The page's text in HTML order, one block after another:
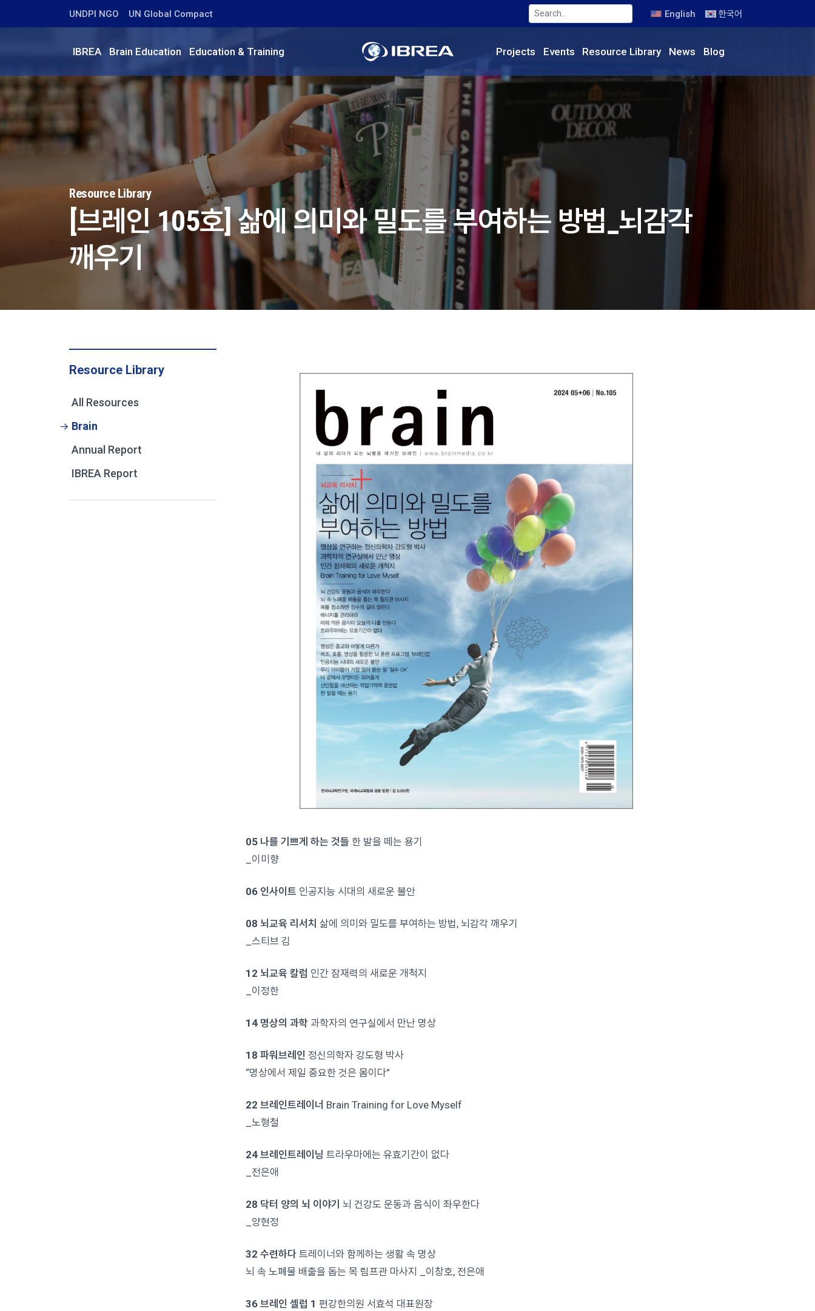
UNDPI NGO UN Global Compact English 한국어
IBREA Brain Education Education & Training Projects Events Resource Library News Blog
Resource Library
[브레인 105호] 삶에 의미와 밀도를 부여하는 방법_뇌감각
깨우기
Resource Library
All Resources
Brain
Annual Report
IBREA Report
05 나를 기쁘게 하는 것들 한 발을 떼는 용기
_이미향
06 인사이트 인공지능 시대의 새로운 불안
08 뇌교육 리서치 삶에 의미와 밀도를 부여하는 방법, 뇌감각 깨우기
_스티브 김
12 뇌교육 칼럼 인간 잠재력의 새로운 개척지
_이정한
14 명상의 과학 과학자의 연구실에서 만난 명상
18 파워브레인 정신의학자 강도형 박사
“명상에서 제일 중요한 것은 몸이다”
22 브레인트레이너 Brain Training for Love Myself
_노형철
24 브레인트레이닝 트라우마에는 유효기간이 없다
_전은애
28 닥터 양의 뇌 이야기 뇌 건강도 운동과 음식이 좌우한다
_양현정
32 수련하다 트레이너와 함께하는 생활 속 명상
뇌 속 노폐물 배출을 돕는 목 림프관 마사지 _이창호, 전은애
36 브레인 셀럽 1 편강한의원 서효석 대표원장